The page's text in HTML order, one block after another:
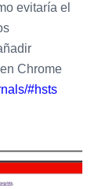
evitaría el
Chrome
#hsts